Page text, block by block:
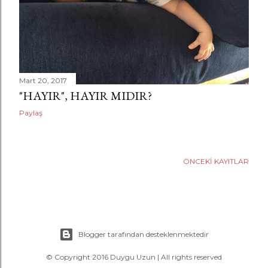
a
r
Mart 20, 2017
"HAYIR", HAYIR MIDIR?
Paylaş
ÖNCEKI KAYITLAR
Blogger tarafından desteklenmektedir
© Copyright 2016 Duygu Uzun | All rights reserved